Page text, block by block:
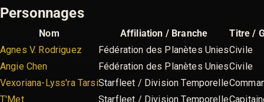
Personnages
Nom Affiliation / Branche
Titre /
Agnes V. Rodriguez
Fédération des Planètes UniesCivile
Angie Chen
Fédération des Planètes UniesCivile
Vexoriana-Lyss'ra TarsiStarfleet / Division Temporelle
T'Met
Starfleet / Division Temporelle